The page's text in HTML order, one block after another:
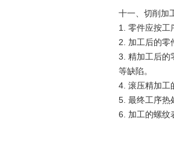
十一、切削加
1. 零件应按工
2. 加工后的零
3. 精加工后的
等缺陷。
4. 滚压精加工
5. 最终工序热
6. 加工的螺纹